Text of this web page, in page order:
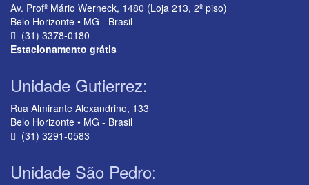
Av. Profº Mário Werneck, 1480 (Loja 213, 2º piso)
Belo Horizonte • MG - Brasil
(31) 3378-0180
Estacionamento grátis
Unidade Gutierrez:
Rua Almirante Alexandrino, 133
Belo Horizonte • MG - Brasil
(31) 3291-0583
Unidade São Pedro: